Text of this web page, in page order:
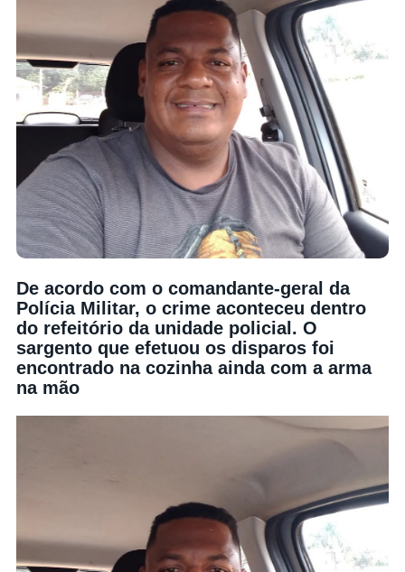
De acordo com o comandante-geral da
Polícia Militar, o crime aconteceu dentro
do refeitório da unidade policial. O
sargento que efetuou os disparos foi
encontrado na cozinha ainda com a arma
na mão